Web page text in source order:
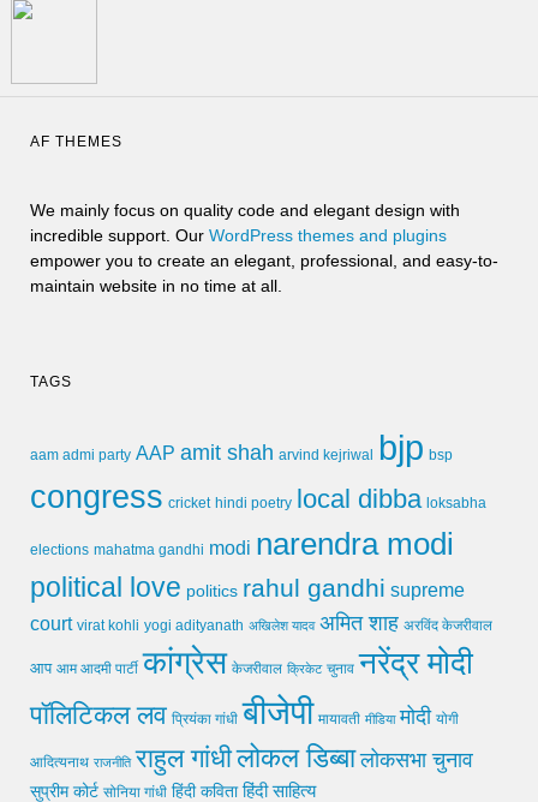
AF THEMES
We mainly focus on quality code and elegant design with
incredible support. Our WordPress themes and plugins
empower you to create an elegant, professional, and easy-to-
maintain website in no time at all.
TAGS
aam admi party AAP amit shah arvind kejriwal bjp bsp
congress cricket hindi poetry local dibba loksabha
elections mahatma gandhi modi narendra modi
political love politics rahul gandhi supreme
court virat kohli yogi adityanath अखिलेश यादव अमित शाह अरविंद केजरीवाल
आप आम आदमी पार्टी कांग्रेस केजरीवाल क्रिकेट चुनाव नरेंद्र मोदी
पॉलिटिकल लव प्रियंका गांधी बीजेपी मायावती मीडिया मोदी योगी
आदित्यनाथ राजनीति राहुल गांधीलोकल डिब्बा लोकसभा चुनाव
सुप्रीम कोर्ट सोनिया गांधी हिंदी कविता हिंदी साहित्य